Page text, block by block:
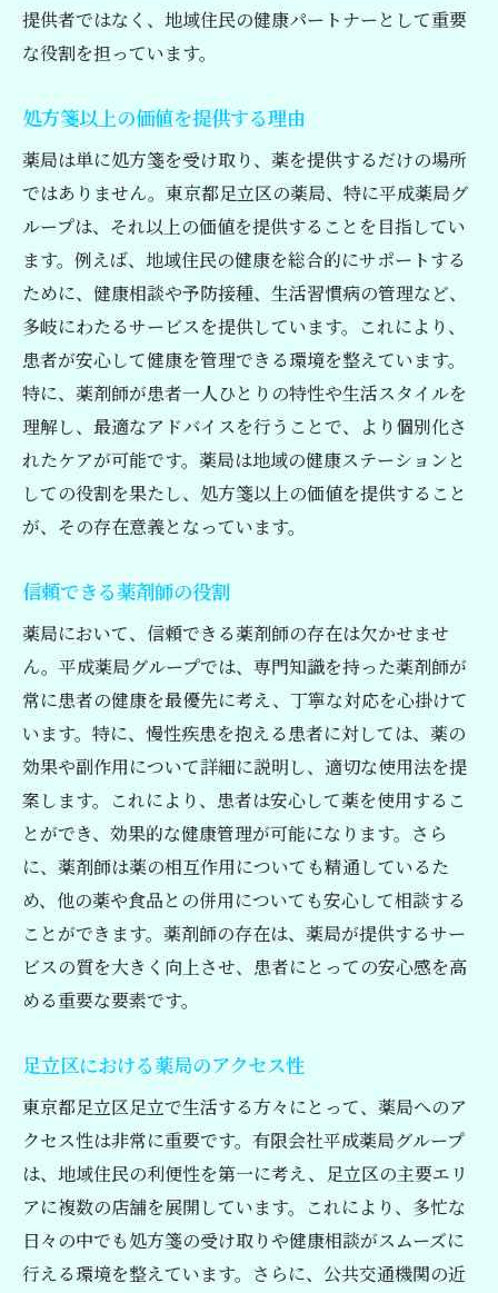
患者の声を反映したサービス
足立区での薬局選びに困ったら平成薬局グルー
選ばれる理由：信頼と実績
地域密着型サービスの優位性
口コミで広がる評判の秘密
平成薬局の歴史と実績
利用者に支持されるポイント
他薬局との違いを生む特徴
信頼できる薬局を見つけるために知っておくべ
き平成薬局の特徴
患者第一の姿勢と対応
透明性のある医薬品提供
専門性の高いスタッフの存在
地域医療機関とのネットワーク
健康を支える足立区の薬局平成薬局グループの
取り組みとは
地域の健康を守るための施策
持続可能な医療サービス
地域イベントへの積極参加
健康教育プログラムの提供
薬局から始まる健康維持
地域連携の強化と実績
単なる薬の受け取りを超えたサービスを提供す
る薬局の魅力
患者の健康を支える総合サポート
豊富な健康情報の提供
ライフスタイル提案の重要性
コミュニケーションを大切にする薬局
安心のアフターサービスポリシー
地域住民との信頼関係の構築
提供者ではなく、地域住民の健康パートナーとして重要
な役割を担っています。
処方箋以上の価値を提供する理由
薬局は単に処方箋を受け取り、薬を提供するだけの場所
ではありません。東京都足立区の薬局、特に平成薬局グ
ループは、それ以上の価値を提供することを目指してい
ます。例えば、地域住民の健康を総合的にサポートする
ために、健康相談や予防接種、生活習慣病の管理など、
多岐にわたるサービスを提供しています。これにより、
患者が安心して健康を管理できる環境を整えています。
特に、薬剤師が患者一人ひとりの特性や生活スタイルを
理解し、最適なアドバイスを行うことで、より個別化さ
れたケアが可能です。薬局は地域の健康ステーションと
しての役割を果たし、処方箋以上の価値を提供すること
が、その存在意義となっています。
信頼できる薬剤師の役割
薬局において、信頼できる薬剤師の存在は欠かせませ
ん。平成薬局グループでは、専門知識を持った薬剤師が
常に患者の健康を最優先に考え、丁寧な対応を心掛けて
います。特に、慢性疾患を抱える患者に対しては、薬の
効果や副作用について詳細に説明し、適切な使用法を提
案します。これにより、患者は安心して薬を使用するこ
とができ、効果的な健康管理が可能になります。さら
に、薬剤師は薬の相互作用についても精通しているた
め、他の薬や食品との併用についても安心して相談する
ことができます。薬剤師の存在は、薬局が提供するサー
ビスの質を大きく向上させ、患者にとっての安心感を高
める重要な要素です。
足立区における薬局のアクセス性
東京都足立区足立で生活する方々にとって、薬局へのア
クセス性は非常に重要です。有限会社平成薬局グループ
は、地域住民の利便性を第一に考え、足立区の主要エリ
アに複数の店舗を展開しています。これにより、多忙な
日々の中でも処方箋の受け取りや健康相談がスムーズに
行える環境を整えています。さらに、公共交通機関の近